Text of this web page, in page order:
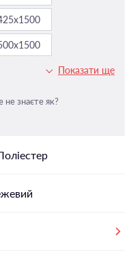
Показати ще
не знаєте як?